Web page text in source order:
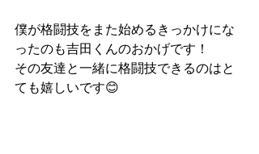
僕が格闘技をまた始めるきっかけにな
ったのも吉田くんのおかげです！
その友達と一緒に格闘技できるのはと
ても嬉しいです😊